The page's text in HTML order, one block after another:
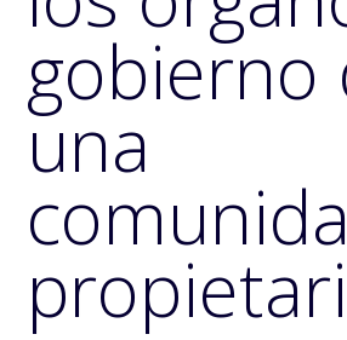
gobierno
una